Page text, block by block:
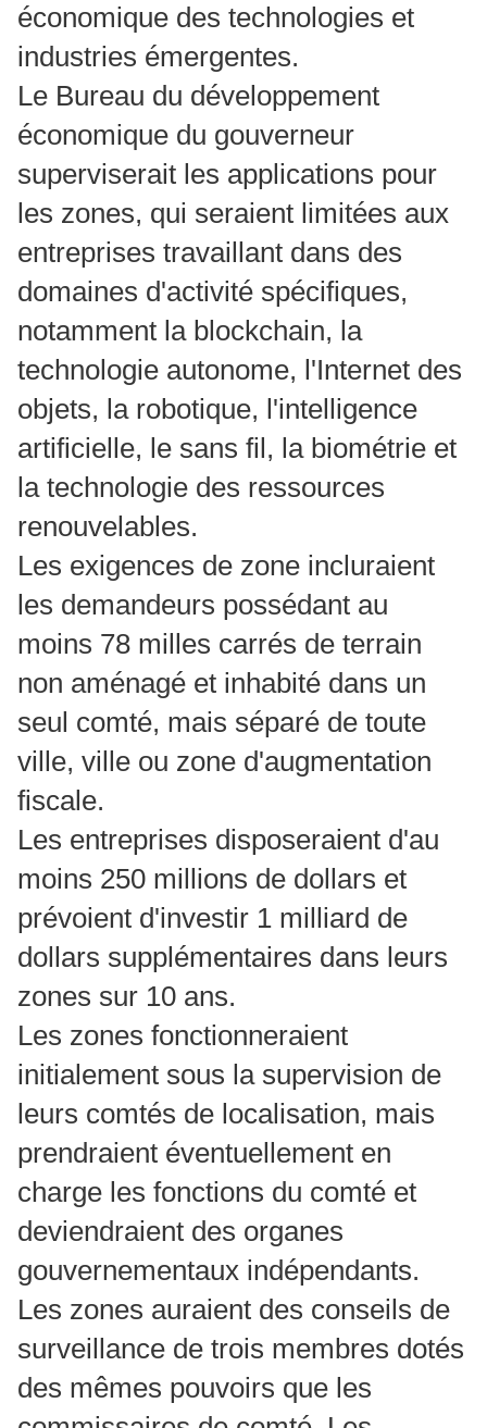
économique des technologies et
industries émergentes.
Le Bureau du développement
économique du gouverneur
superviserait les applications pour
les zones, qui seraient limitées aux
entreprises travaillant dans des
domaines d'activité spécifiques,
notamment la blockchain, la
technologie autonome, l'Internet des
objets, la robotique, l'intelligence
artificielle, le sans fil, la biométrie et
la technologie des ressources
renouvelables.
Les exigences de zone incluraient
les demandeurs possédant au
moins 78 milles carrés de terrain
non aménagé et inhabité dans un
seul comté, mais séparé de toute
ville, ville ou zone d'augmentation
fiscale.
Les entreprises disposeraient d'au
moins 250 millions de dollars et
prévoient d'investir 1 milliard de
dollars supplémentaires dans leurs
zones sur 10 ans.
Les zones fonctionneraient
initialement sous la supervision de
leurs comtés de localisation, mais
prendraient éventuellement en
charge les fonctions du comté et
deviendraient des organes
gouvernementaux indépendants.
Les zones auraient des conseils de
surveillance de trois membres dotés
des mêmes pouvoirs que les